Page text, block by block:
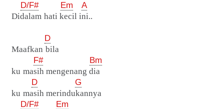
D/F#
Em
A
Didalam hati kecil ini..
D
Maafkan bila
F#
Bm
ku masih mengenang dia
D
G
ku masih merindukannya
D/F#
Em